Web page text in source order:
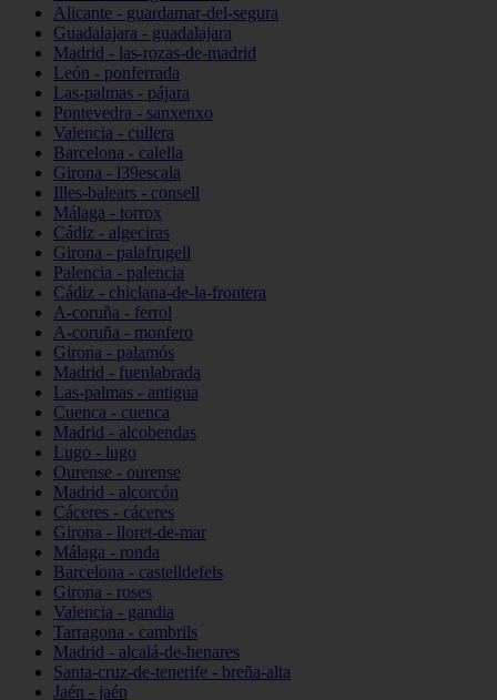
Alicante - guardamar-del-segura
Guadalajara - guadalajara
Madrid - las-rozas-de-madrid
León - ponferrada
Las-palmas - pájara
Pontevedra - sanxenxo
Valencia - cullera
Barcelona - calella
Girona - l39escala
Illes-balears - consell
Málaga - torrox
Cádiz - algeciras
Girona - palafrugell
Palencia - palencia
Cádiz - chiclana-de-la-frontera
A-coruña - ferrol
A-coruña - monfero
Girona - palamós
Madrid - fuenlabrada
Las-palmas - antigua
Cuenca - cuenca
Madrid - alcobendas
Lugo - lugo
Ourense - ourense
Madrid - alcorcón
Cáceres - cáceres
Girona - lloret-de-mar
Málaga - ronda
Barcelona - castelldefels
Girona - roses
Valencia - gandia
Tarragona - cambrils
Madrid - alcalá-de-henares
Santa-cruz-de-tenerife - breña-alta
Jaén - jaén